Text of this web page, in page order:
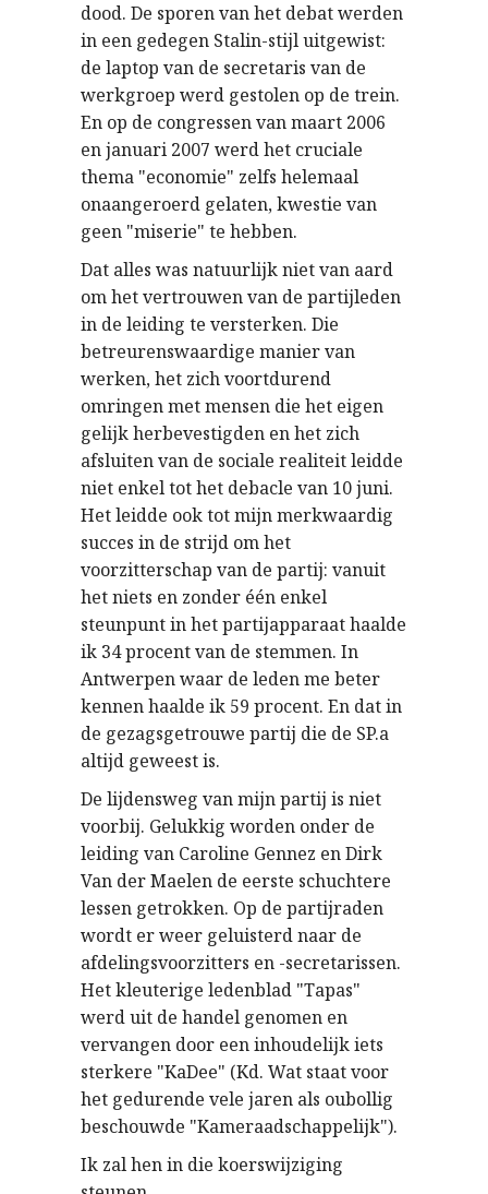
dood. De sporen van het debat werden
in een gedegen Stalin-stijl uitgewist:
de laptop van de secretaris van de
werkgroep werd gestolen op de trein.
En op de congressen van maart 2006
en januari 2007 werd het cruciale
thema "economie" zelfs helemaal
onaangeroerd gelaten, kwestie van
geen "miserie" te hebben.
Dat alles was natuurlijk niet van aard
om het vertrouwen van de partijleden
in de leiding te versterken. Die
betreurenswaardige manier van
werken, het zich voortdurend
omringen met mensen die het eigen
gelijk herbevestigden en het zich
afsluiten van de sociale realiteit leidde
niet enkel tot het debacle van 10 juni.
Het leidde ook tot mijn merkwaardig
succes in de strijd om het
voorzitterschap van de partij: vanuit
het niets en zonder één enkel
steunpunt in het partijapparaat haalde
ik 34 procent van de stemmen. In
Antwerpen waar de leden me beter
kennen haalde ik 59 procent. En dat in
de gezagsgetrouwe partij die de SP.a
altijd geweest is.
De lijdensweg van mijn partij is niet
voorbij. Gelukkig worden onder de
leiding van Caroline Gennez en Dirk
Van der Maelen de eerste schuchtere
lessen getrokken. Op de partijraden
wordt er weer geluisterd naar de
afdelingsvoorzitters en -secretarissen.
Het kleuterige ledenblad "Tapas"
werd uit de handel genomen en
vervangen door een inhoudelijk iets
sterkere "KaDee" (Kd. Wat staat voor
het gedurende vele jaren als oubollig
beschouwde "Kameraadschappelijk").
Ik zal hen in die koerswijziging